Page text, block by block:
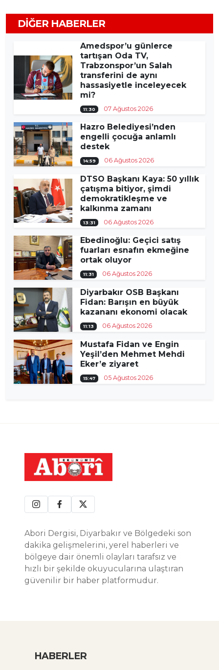
DIĞER HABERLER
Amedspor’u günlerce
tartışan Oda TV,
Trabzonspor’un Salah
transferini de aynı
hassasiyetle inceleyecek
mi?
11:30 07 Ağustos 2026
Hazro Belediyesi’nden
engelli çocuğa anlamlı
destek
14:59 06 Ağustos 2026
DTSO Başkanı Kaya: 50 yıllık
çatışma bitiyor, şimdi
demokratikleşme ve
kalkınma zamanı
13:31 06 Ağustos 2026
Ebedinoğlu: Geçici satış
fuarları esnafın ekmeğine
ortak oluyor
11:31 06 Ağustos 2026
Diyarbakır OSB Başkanı
Fidan: Barışın en büyük
kazananı ekonomi olacak
11:13 06 Ağustos 2026
Mustafa Fidan ve Engin
Yeşil’den Mehmet Mehdi
Eker’e ziyaret
15:47 05 Ağustos 2026
Abori Dergisi, Diyarbakır ve Bölgedeki son
dakika gelişmelerini, yerel haberleri ve
bölgeye dair önemli olayları tarafsız ve
hızlı bir şekilde okuyucularına ulaştıran
güvenilir bir haber platformudur.
HABERLER